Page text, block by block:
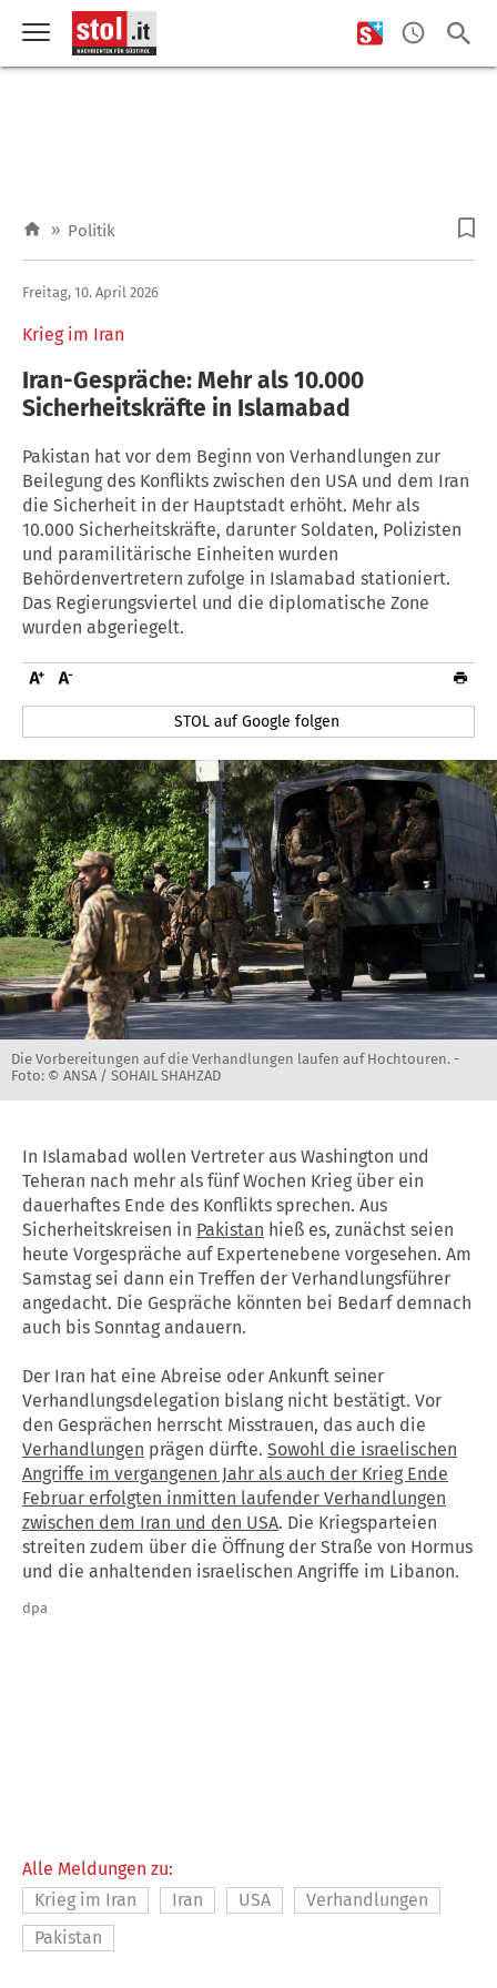
» Politik
Krieg im Iran
Freitag, 10. April 2026
Iran-Gespräche: Mehr als 10.000
Sicherheitskräfte in Islamabad
Pakistan hat vor dem Beginn von Verhandlungen zur
Beilegung des Konflikts zwischen den USA und dem Iran
die Sicherheit in der Hauptstadt erhöht. Mehr als
10.000 Sicherheitskräfte, darunter Soldaten, Polizisten
und paramilitärische Einheiten wurden
Behördenvertretern zufolge in Islamabad stationiert.
Das Regierungsviertel und die diplomatische Zone
wurden abgeriegelt.
STOL auf Google folgen
Die Vorbereitungen auf die Verhandlungen laufen auf Hochtouren. -
Foto: © ANSA / SOHAIL SHAHZAD
In Islamabad wollen Vertreter aus Washington und
Teheran nach mehr als fünf Wochen Krieg über ein
dauerhaftes Ende des Konflikts sprechen. Aus
Sicherheitskreisen in Pakistan hieß es, zunächst seien
heute Vorgespräche auf Expertenebene vorgesehen. Am
Samstag sei dann ein Treffen der Verhandlungsführer
angedacht. Die Gespräche könnten bei Bedarf demnach
auch bis Sonntag andauern.
Der Iran hat eine Abreise oder Ankunft seiner
Verhandlungsdelegation bislang nicht bestätigt. Vor
den Gesprächen herrscht Misstrauen, das auch die
Verhandlungen prägen dürfte. Sowohl die israelischen
Angriffe im vergangenen Jahr als auch der Krieg Ende
Februar erfolgten inmitten laufender Verhandlungen
zwischen dem Iran und den USA. Die Kriegsparteien
streiten zudem über die Öffnung der Straße von Hormus
und die anhaltenden israelischen Angriffe im Libanon.
dpa
Alle Meldungen zu:
Krieg im Iran
Iran USA
Verhandlungen
Pakistan